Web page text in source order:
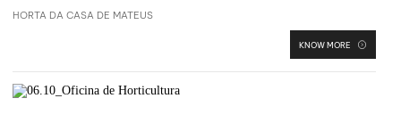
HORTA DA CASA DE MATEUS
KNOW MORE